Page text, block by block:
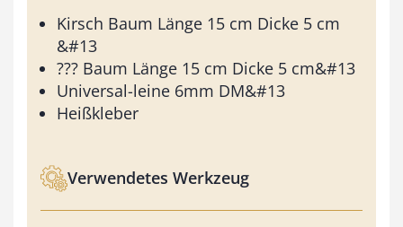
Kirsch Baum Länge 15 cm Dicke 5 cm
&#13
??? Baum Länge 15 cm Dicke 5 cm&#13
Universal-leine 6mm DM&#13
Heißkleber
Verwendetes Werkzeug